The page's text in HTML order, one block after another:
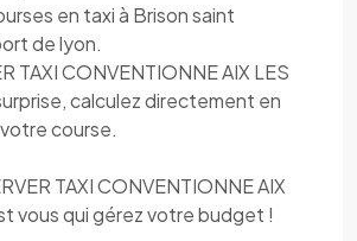
en taxi à Brison saint
de lyon.
TAXI CONVENTIONNE AIX LES
calculez directement en
course.
TAXI CONVENTIONNE AIX
vous qui gérez votre budget !